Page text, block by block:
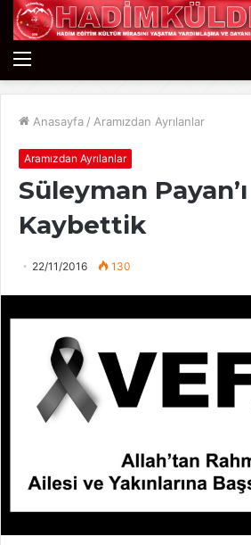
Anasayfa / Aramızdan Ayrılanlar
Aramızdan Ayrılanlar
Süleyman Payan’ı
Kaybettik
22/11/2016 130